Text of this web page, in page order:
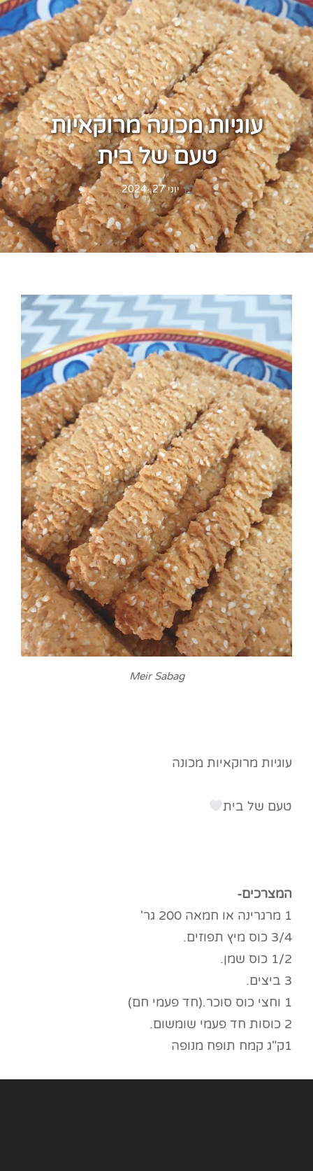
עוגיות מכונה מרוקאיות
טעם של בית
Posted
on
יוני 27, 2024
Meir Sabag
עוגיות מרוקאיות מכונה
טעם של בית
המצרכים-
1 מרגרינה או חמאה 200 גר'
3/4 כוס מיץ תפוזים.
1/2 כוס שמן.
3 ביצים.
1 וחצי כוס סוכר.(חד פעמי חם)
2 כוסות חד פעמי שומשום.
1ק"ג קמח תופח מנופה